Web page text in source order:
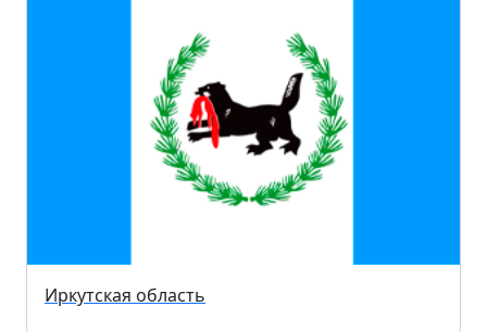
Иркутская область